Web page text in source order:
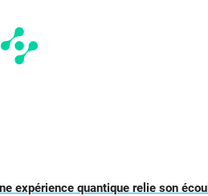
expérience quantique relie son